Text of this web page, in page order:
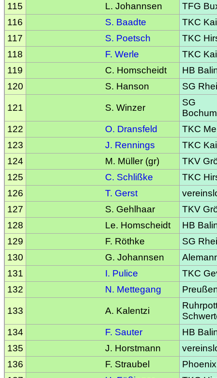
115
L. Johannsen
TFG
116
S. Baadte
TKC
117
S. Poetsch
TKC
118
F. Werle
TKC
119
C. Homscheidt
HB
120
S. Hanson SG
121 S. Winzer
SG
122
O. Dransfeld
TKC
123
J. Rennings
TKC
124
M. Müller (gr)
TKV
125
C. Schlißke
TKC
126
T. Gerst
127
S. Gehlhaar
TKV
128
Le. Homscheidt
HB
129
F. Röthke
SG
130
G. Johannsen
131
I. Pulice
TKC
132
N. Mettegang
133 A. Kalentzi
134
F. Sauter
HB
135
J. Horstmann
136
F. Straubel